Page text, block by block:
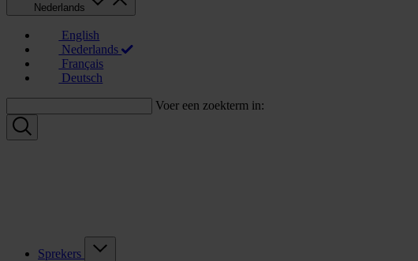
Nederlands
English
Nederlands
Français
Deutsch
Voer een zoekterm in:
Sprekers